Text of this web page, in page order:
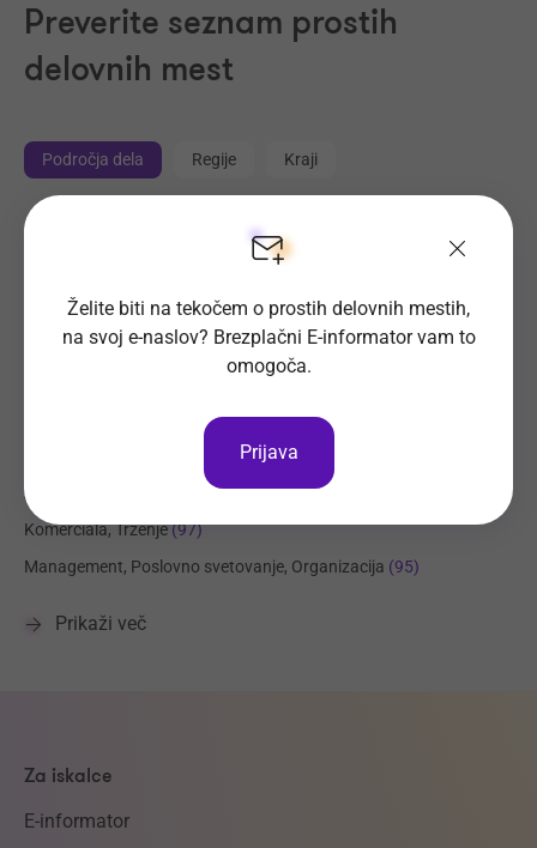
Preverite seznam prostih
delovnih mest
Področja dela Regije Kraji
Proizvodnja, Steklarstvo
Trgovina (221)
Transport, Nabava, Logistika(204)
Strojništvo, Metalurgija, Rudarstvo
Prehrambena industrija, Živilstvo(137)
Elektrotehnika, Elektronika, Telekomunikacije
Administracija
Komerciala, Trženje(97)
Management, Poslovno svetovanje, Organizacija (95)
Prikaži več
Za iskalce
E-informator
Želite biti na tekočem o prostih delovnih mestih,
na svoj e-naslov? Brezplačni E-informator vam to
omogoča.
Prijava